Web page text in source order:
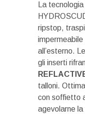
La
ripstop,
impermeabile
all’esterno.
gli inserti
talloni.
con soffietto
agevolarne